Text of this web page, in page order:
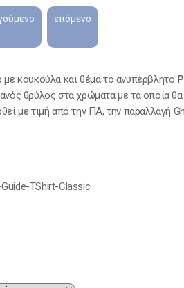
κουκούλα και θέμα το ανυπέρβλητο
θρύλος στα χρώματα με τα οποία θα
με τιμή από την ΠΑ, την παραλλαγή